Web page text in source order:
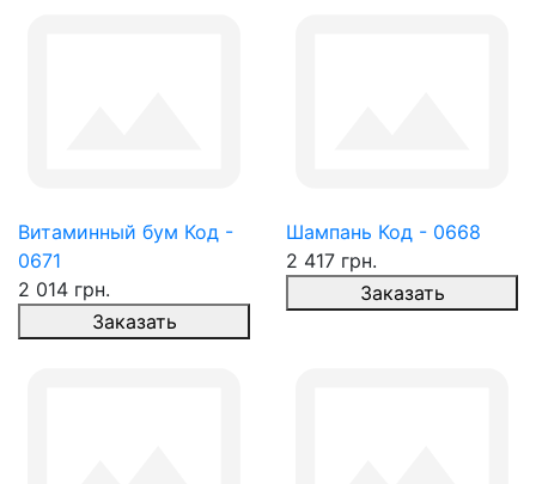
Витаминный бум Код -
0671
2 014 грн.
Заказать
Шампань Код - 0668
2 417 грн.
Заказать